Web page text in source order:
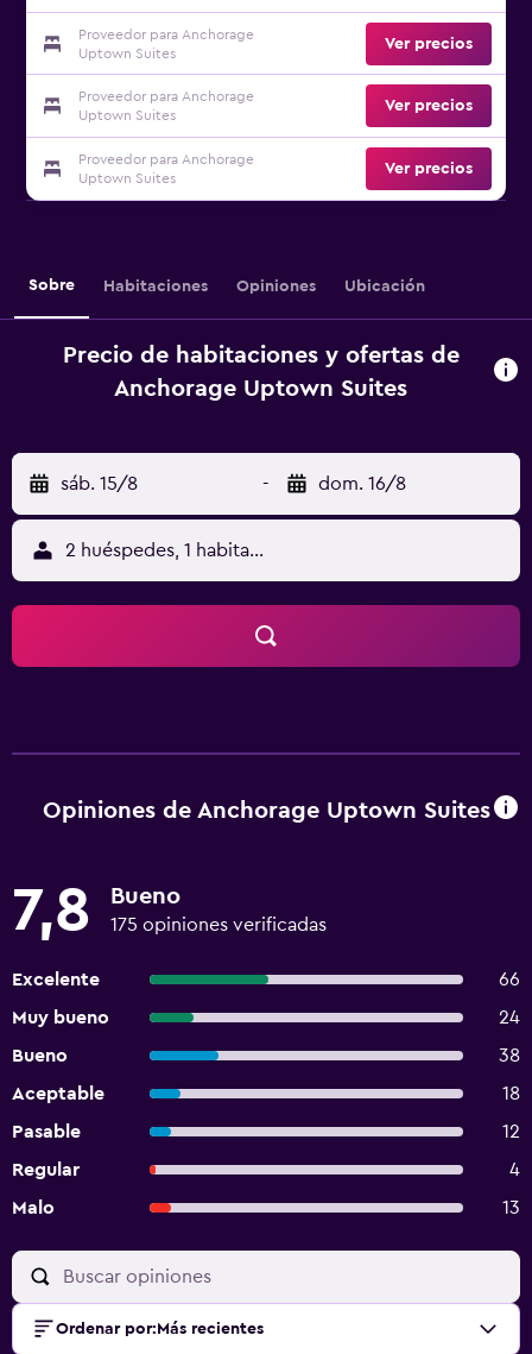
Proveedor para Anchorage
Uptown Suites
Ver precios
Proveedor para Anchorage
Uptown Suites
Ver precios
Proveedor para Anchorage
Uptown Suites
Ver precios
Sobre Habitaciones Opiniones Ubicación
Precio de habitaciones y ofertas de
Anchorage Uptown Suites
sáb. 15/8 - dom. 16/8
2 huéspedes, 1 habitación
Opiniones de Anchorage Uptown Suites
7,8 Bueno
175 opiniones verificadas
Excelente
66
Muy bueno
24
Bueno
38
Aceptable
18
Pasable
12
Regular
4
Malo
13
Ordenar por: Más recientes